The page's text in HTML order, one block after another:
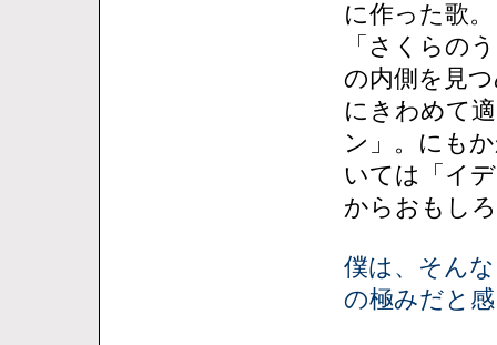
に作った歌
「さくらの
の内側を見
にきわめて
ン」。にも
いては「イ
からおもし
僕は、そん
の極みだと